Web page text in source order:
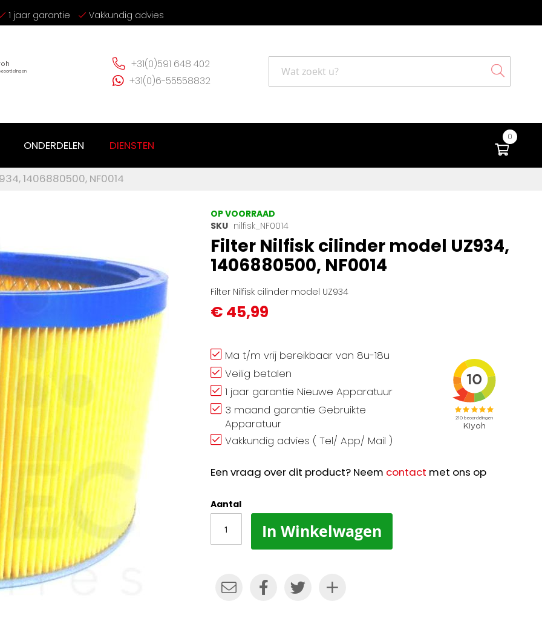
1 jaar garantie Vakkundig advies
+31(0)591 648 402
+31(0)6-55558832
Search
0
ONDERDELEN DIENSTEN
1406880500, NF0014
OP VOORRAAD
SKU nilfisk_NF0014
Filter Nilfisk cilinder model UZ934,
1406880500, NF0014
Filter Nilfisk cilinder model UZ934
€ 45,99
Ma t/m vrij bereikbaar van 8u-18u
Veilig betalen
1 jaar garantie Nieuwe Apparatuur
3 maand garantie Gebruikte
Apparatuur
Vakkundig advies ( Tel/ App/ Mail )
Een vraag over dit product? Neem contact met ons op
Aantal
In Winkelwagen